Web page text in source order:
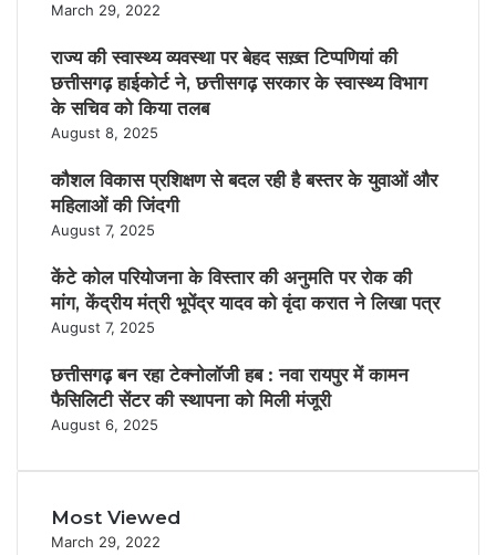
March 29, 2022
राज्य की स्वास्थ्य व्यवस्था पर बेहद सख़्त टिप्पणियां की
छत्तीसगढ़ हाईकोर्ट ने, छत्तीसगढ़ सरकार के स्वास्थ्य विभाग
के सचिव को किया तलब
August 8, 2025
कौशल विकास प्रशिक्षण से बदल रही है बस्तर के युवाओं और
महिलाओं की जिंदगी
August 7, 2025
केंटे कोल परियोजना के विस्तार की अनुमति पर रोक की
मांग, केंद्रीय मंत्री भूपेंद्र यादव को वृंदा करात ने लिखा पत्र
August 7, 2025
छत्तीसगढ़ बन रहा टेक्नोलॉजी हब : नवा रायपुर में कामन
फैसिलिटी सेंटर की स्थापना को मिली मंजूरी
August 6, 2025
Most Viewed
March 29, 2022